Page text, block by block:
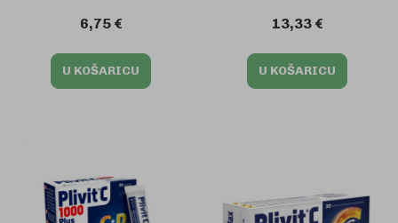
6,75 €
U KOŠARICU
13,33 €
U KOŠARICU